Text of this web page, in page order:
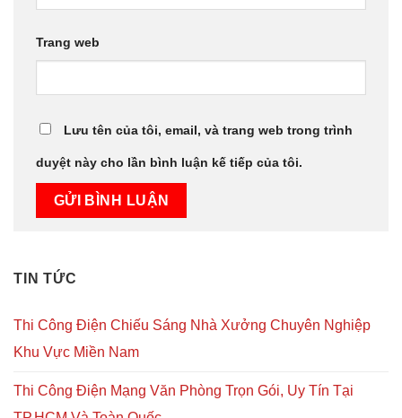
Trang web
Lưu tên của tôi, email, và trang web trong trình
duyệt này cho lần bình luận kế tiếp của tôi.
TIN TỨC
Thi Công Điện Chiếu Sáng Nhà Xưởng Chuyên Nghiệp
Khu Vực Miền Nam
Thi Công Điện Mạng Văn Phòng Trọn Gói, Uy Tín Tại